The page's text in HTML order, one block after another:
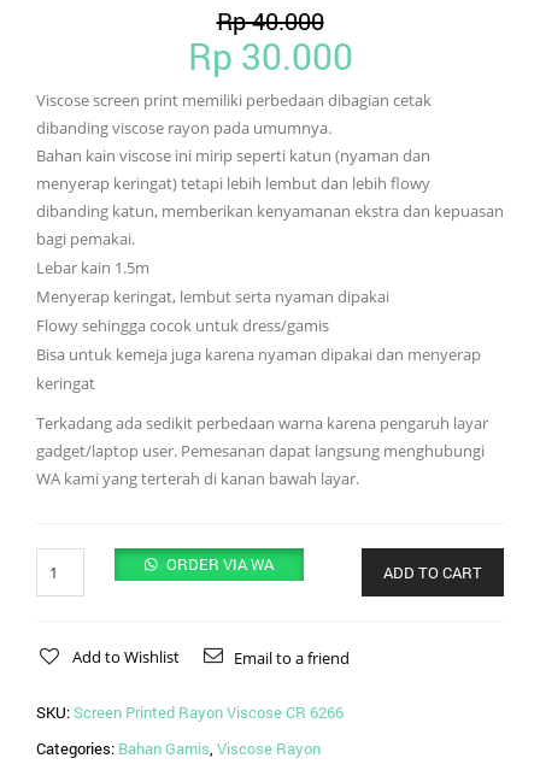
Rp40.000
Rp 30.000
Viscose screen print memiliki perbedaan dibagian cetak
dibanding viscose rayon pada umumnya.
Bahan kain viscose ini mirip seperti katun (nyaman dan
menyerap keringat) tetapi lebih lembut dan lebih flowy
dibanding katun, memberikan kenyamanan ekstra dan kepuasan
bagi pemakai.
Lebar kain 1.5m
Menyerap keringat, lembut serta nyaman dipakai
Flowy sehingga cocok untuk dress/gamis
Bisa untuk kemeja juga karena nyaman dipakai dan menyerap
keringat
Terkadang ada sedikit perbedaan warna karena pengaruh layar
gadget/laptop user. Pemesanan dapat langsung menghubungi
WA kami yang terterah di kanan bawah layar.
ADD TO CART
ORDER VIA WA
Add to Wishlist Email to a friend
SKU:Screen Printed Rayon Viscose CR 6266
Categories: Bahan Gamis, Viscose Rayon